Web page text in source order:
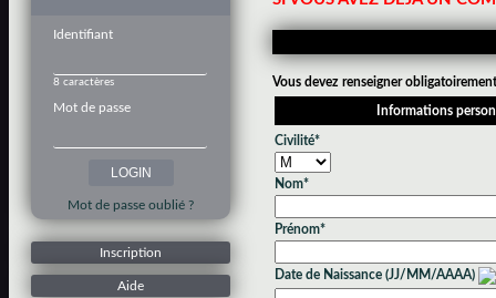
Identifiant
8 caractères
Mot de passe
Mot de passe oublié ?
Inscription
Aide
Vous devez renseigner
Informations
Civilité*
Nom*
Prénom*
Date de Naissance (JJ/MM/AAAA)